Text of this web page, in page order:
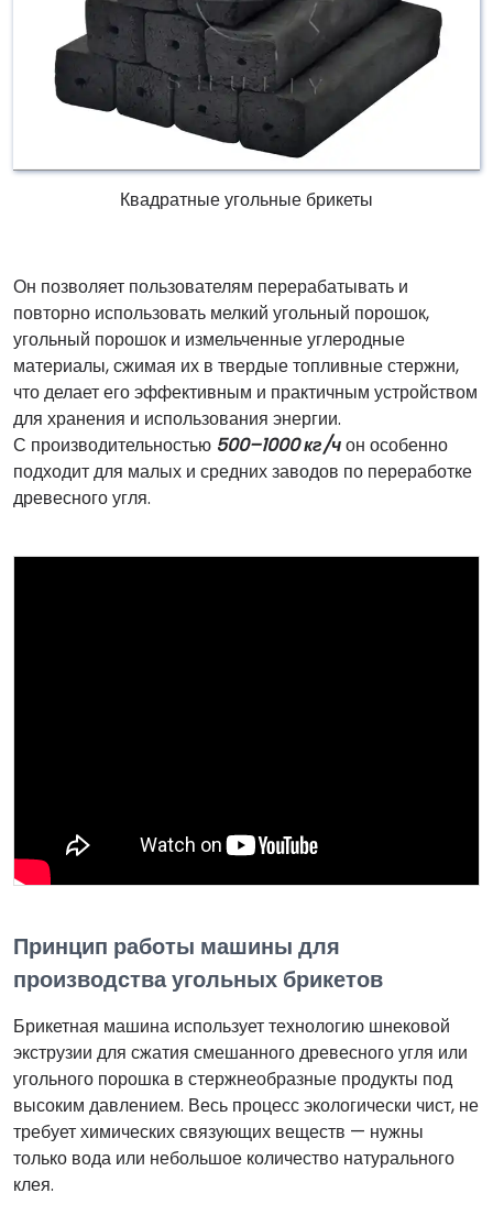
Квадратные угольные брикеты
Он позволяет пользователям перерабатывать и
повторно использовать мелкий угольный порошок,
угольный порошок и измельченные углеродные
материалы, сжимая их в твердые топливные стержни,
что делает его эффективным и практичным устройством
для хранения и использования энергии.
С производительностью 500–1000 кг/чон особенно
подходит для малых и средних заводов по переработке
древесного угля.
Принцип работы машины для
производства угольных брикетов
Брикетная машина использует технологию шнековой
экструзии для сжатия смешанного древесного угля или
угольного порошка в стержнеобразные продукты под
высоким давлением. Весь процесс экологически чист, не
требует химических связующих веществ — нужны
только вода или небольшое количество натурального
клея.